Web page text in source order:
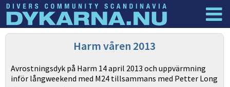
Dyknyheter Harm våren 2013
Avrostningsdyk på Harm 14 april 2013 och uppvärmning
inför långweekend med M24 tillsammans med Petter Long